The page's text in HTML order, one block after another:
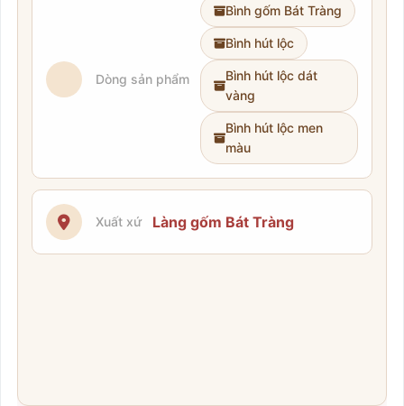
Dòng sản phẩm
Bình gốm Bát Tràng
Bình hút lộc
Bình hút lộc dát
vàng
Bình hút lộc men
màu
Xuất xứ Làng gốm Bát Tràng